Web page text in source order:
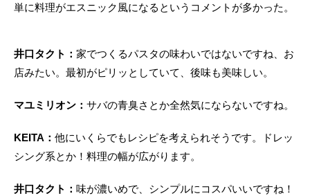
単に料理がエスニック風になるというコメントが多かった。
井口タクト： 家でつくるパスタの味わいではないですね、お
店みたい。最初がピリッとしていて、後味も美味しい。
マユミリオン： サバの青臭さとか全然気にならないですね。
KEITA： 他にいくらでもレシピを考えられそうです。ドレッ
シング系とか！料理の幅が広がります。
井口タクト： 味が濃いめで、シンプルにコスパいいですね！